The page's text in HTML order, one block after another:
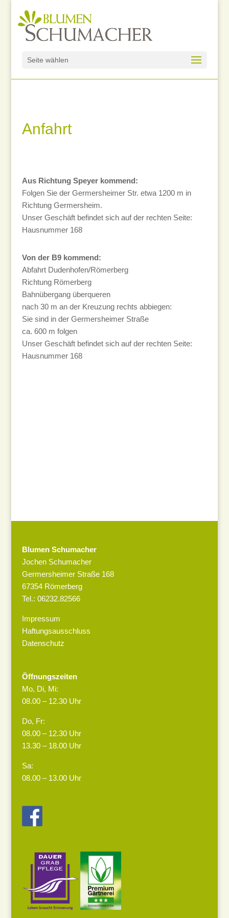
Seite wählen
Anfahrt
Aus Richtung Speyer kommend:
Folgen Sie der Germersheimer Str. etwa 1200 m in
Richtung Germersheim.
Unser Geschäft befindet sich auf der rechten Seite:
Hausnummer 168
Von der B9 kommend:
Abfahrt Dudenhofen/Römerberg
Richtung Römerberg
Bahnübergang überqueren
nach 30 m an der Kreuzung rechts abbiegen:
Sie sind in der Germersheimer Straße
ca. 600 m folgen
Unser Geschäft befindet sich auf der rechten Seite:
Hausnummer 168
Blumen Schumacher
Jochen Schumacher
Germersheimer Straße 168
67354 Römerberg
Tel.: 06232.82566
Impressum
Haftungsausschluss
Datenschutz
Öffnungszeiten
Mo, Di, Mi:
08.00 – 12.30 Uhr
Do, Fr:
08.00 – 12.30 Uhr
13.30 – 18.00 Uhr
Sa:
08.00 – 13.00 Uhr